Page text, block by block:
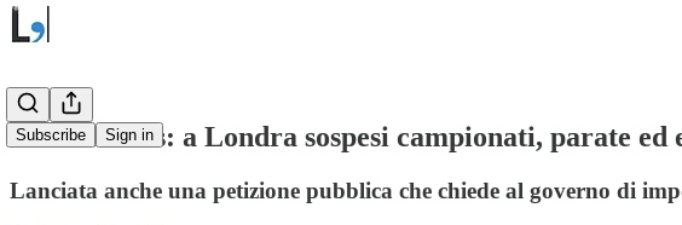
Subscribe Sign in
Coronavirus: a Londra sospesi campionati, parate ed
Lanciata anche una petizione pubblica che chiede al governo di